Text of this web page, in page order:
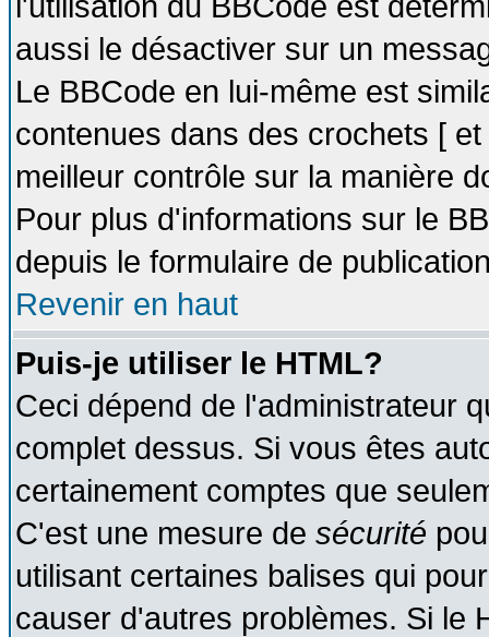
aussi le désactiver sur un
Le BBCode en lui-même est
contenues dans des crochets [
meilleur contrôle sur la manière
Pour plus d'informations sur le
depuis le formulaire de
Revenir en haut
Puis-je utiliser le HTML?
Ceci dépend de l'administrateur
complet dessus. Si vous êtes
certainement comptes que
C'est une mesure de sécurité
utilisant certaines balises qui
causer d'autres problèmes. Si le